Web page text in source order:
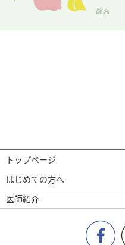
トップページ
はじめての方へ
医師紹介